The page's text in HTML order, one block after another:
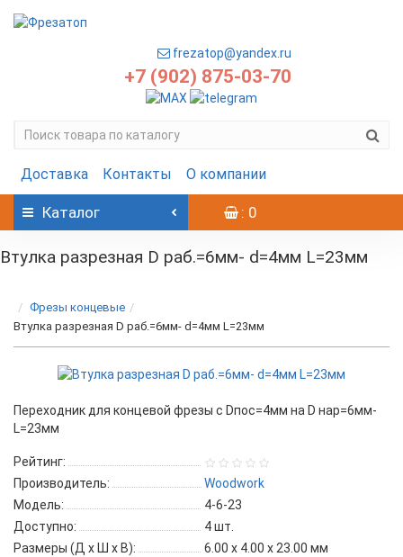
frezatop@yandex.ru
+7 (902) 875-03-70
Доставка Контакты О компании
Каталог : 0
Втулка разрезная D раб.=6мм- d=4мм L=23мм
Фрезы концевые
Втулка разрезная D раб.=6мм- d=4мм L=23мм
Переходник для концевой фрезы с Dпос=4мм на D нар=6мм-
L=23мм
Рейтинг:
Производитель:
Woodwork
Модель:
4-6-23
Доступно:
4шт.
Размеры (Д x Ш x В):
6.00 x 4.00 x 23.00 мм